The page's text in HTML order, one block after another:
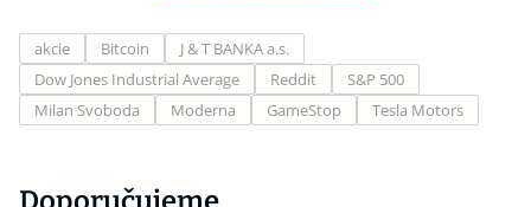
akcie Bitcoin
J & T BANKA a.s.
Dow Jones Industrial Average
Reddit
S&P 500
Milan Svoboda
Moderna GameStop Tesla Motors